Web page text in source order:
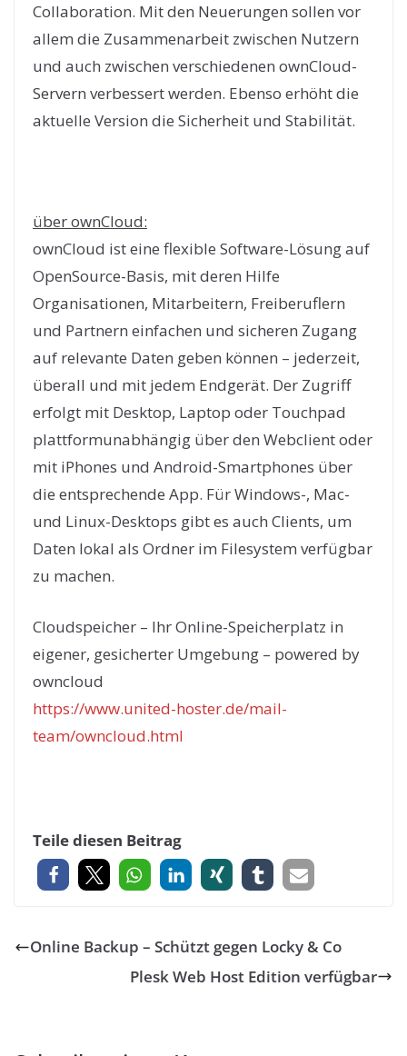
Collaboration. Mit den Neuerungen sollen vor
allem die Zusammenarbeit zwischen Nutzern
und auch zwischen verschiedenen ownCloud-
Servern verbessert werden. Ebenso erhöht die
aktuelle Version die Sicherheit und Stabilität.
über ownCloud:
ownCloud ist eine flexible Software-Lösung auf
OpenSource-Basis, mit deren Hilfe
Organisationen, Mitarbeitern, Freiberuflern
und Partnern einfachen und sicheren Zugang
auf relevante Daten geben können – jederzeit,
überall und mit jedem Endgerät. Der Zugriff
erfolgt mit Desktop, Laptop oder Touchpad
plattformunabhängig über den Webclient oder
mit iPhones und Android-Smartphones über
die entsprechende App. Für Windows-, Mac-
und Linux-Desktops gibt es auch Clients, um
Daten lokal als Ordner im Filesystem verfügbar
zu machen.
Cloudspeicher – Ihr Online-Speicherplatz in
eigener, gesicherter Umgebung – powered by
owncloud
https://www.united-hoster.de/mail-
team/owncloud.html
Teile diesen Beitrag
Online Backup – Schützt gegen Locky & Co
Plesk Web Host Edition verfügbar